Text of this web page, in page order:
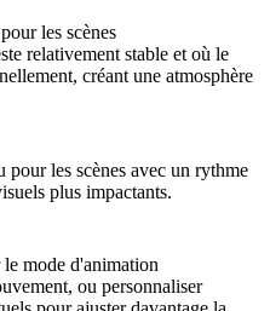
les scènes
relativement stable et où le
créant une atmosphère
les scènes avec un rythme
plus impactants.
mode d'animation
ou personnaliser